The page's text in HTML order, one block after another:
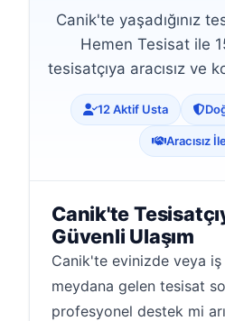
Canik'te yaşadığınız
Hemen Tesisat ile
tesisatçıya aracısız ve
12 Aktif Usta
Aracısız
Canik'te
Güvenli Ulaşım
Canik'te evinizde veya
meydana gelen tesisat
profesyonel destek mi